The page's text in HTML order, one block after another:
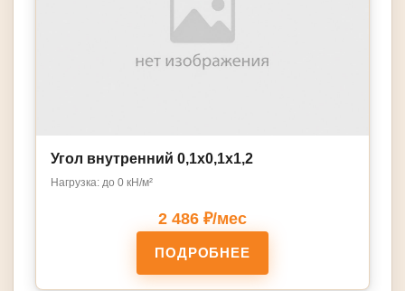
Угол внутренний 0,1х0,1х1,2
Нагрузка: до 0 кН/м²
2 486 ₽/мес
ПОДРОБНЕЕ